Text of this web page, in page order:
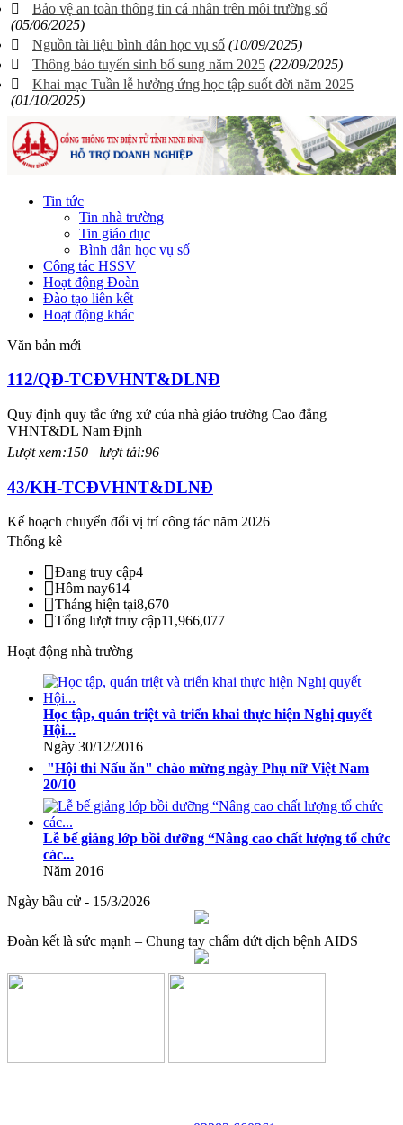
Bảo vệ an toàn thông tin cá nhân trên môi trường số
(05/06/2025)
Nguồn tài liệu bình dân học vụ số (10/09/2025)
Thông báo tuyển sinh bổ sung năm 2025 (22/09/2025)
Khai mạc Tuần lễ hưởng ứng học tập suốt đời năm 2025
(01/10/2025)
Tin tức
Tin nhà trường
Tin giáo dục
Bình dân học vụ số
Công tác HSSV
Hoạt động Đoàn
Đào tạo liên kết
Hoạt động khác
Văn bản mới
112/QĐ-TCĐVHNT&DLNĐ
Quy định quy tắc ứng xử của nhà giáo trường Cao đẳng
VHNT&DL Nam Định
Lượt xem:150 | lượt tải:96
43/KH-TCĐVHNT&DLNĐ
Kế hoạch chuyển đổi vị trí công tác năm 2026
Lượt xem:244 | lượt tải:143
238/2025/NĐ-CP
Quy định về chính sách học phí, miễn, giảm, hỗ trợ học phí, hỗ trợ
chi phí học tập và giá dịch vụ trong lĩnh vực giáo dục, đào tạo
Lượt xem:347 | lượt tải:221
71-NQ/TW
Nghị quyết số 71-NQ/TWcủa Bộ Chính trị về đột phá phát triển
giáo dục và đào tạo
Lượt xem:513 | lượt tải:0
08/2025/TT-BGDĐT
Thông tư số 08/2025/TT-BGDĐT của Bộ Giáo dục và Đào tạo:
Quy định thời hạn lưu trữ hồ sơ, tài liệu thuộc lĩnh vực giáo dục và
đào tạo
Thống kê
Đang truy cập4
Hôm nay614
Tháng hiện tại8,670
Tổng lượt truy cập11,966,077
Hoạt động nhà trường
Học tập, quán triệt và triển khai thực hiện Nghị quyết
Hội...
Ngày 30/12/2016
"Hội thi Nấu ăn" chào mừng ngày Phụ nữ Việt Nam
20/10
Lễ bế giảng lớp bồi dưỡng “Nâng cao chất lượng tổ chức
các...
Năm 2016
Ngày bầu cử - 15/3/2026
Đoàn kết là sức mạnh – Chung tay chấm dứt dịch bệnh AIDS